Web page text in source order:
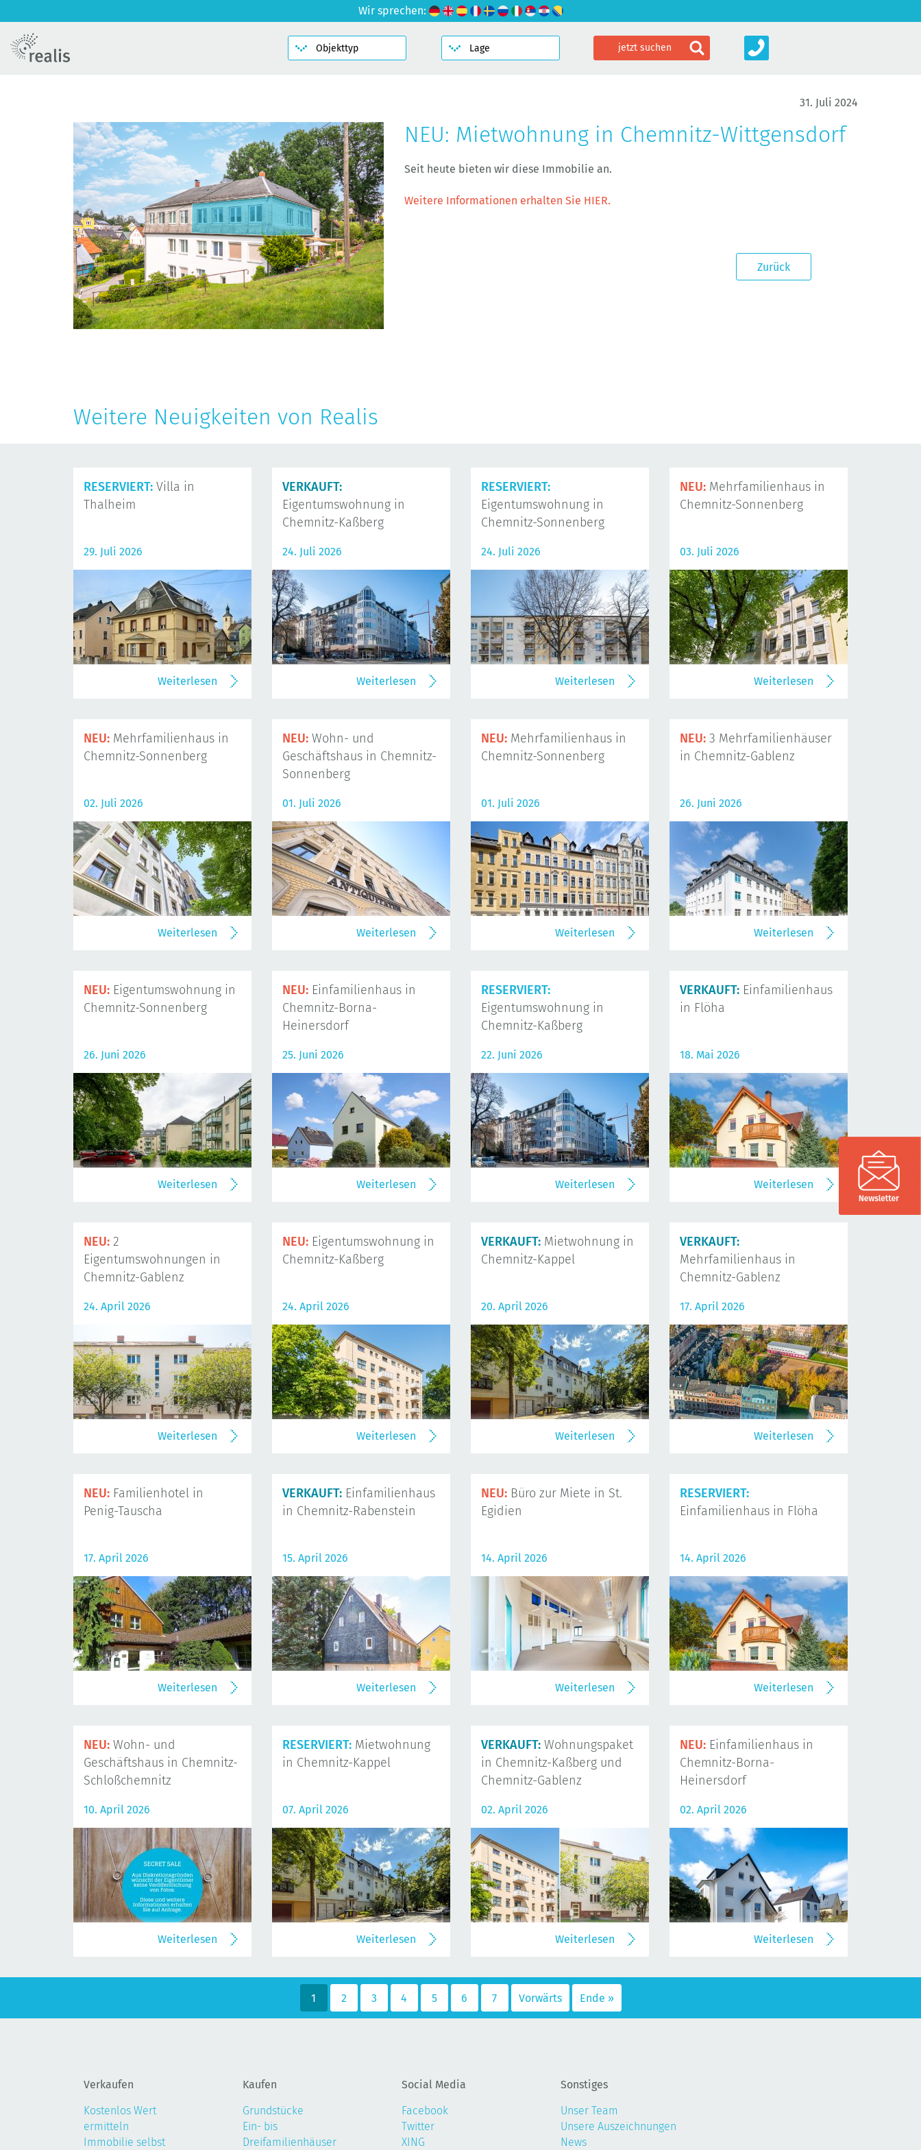
Wir sprechen:
31. Juli 2024
NEU: Mietwohnung in Chemnitz-Wittgensdorf
Seit heute bieten wir diese Immobilie an.
Weitere Informationen erhalten Sie HIER.
Zurück
Weitere Neuigkeiten von Realis
RESERVIERT: Villa in
Thalheim
29. Juli 2026
Weiterlesen
VERKAUFT:
Eigentumswohnung in
Chemnitz-Kaßberg
24. Juli 2026
Weiterlesen
RESERVIERT:
Eigentumswohnung in
Chemnitz-Sonnenberg
24. Juli 2026
Weiterlesen
NEU: Mehrfamilienhaus in
Chemnitz-Sonnenberg
03. Juli 2026
Weiterlesen
NEU: Mehrfamilienhaus in
Chemnitz-Sonnenberg
02. Juli 2026
Weiterlesen
NEU: Wohn- und
Geschäftshaus in Chemnitz-
Sonnenberg
01. Juli 2026
Weiterlesen
NEU: Mehrfamilienhaus in
Chemnitz-Sonnenberg
01. Juli 2026
Weiterlesen
NEU: 3 Mehrfamilienhäuser
in Chemnitz-Gablenz
26. Juni 2026
Weiterlesen
NEU: Eigentumswohnung in
Chemnitz-Sonnenberg
26. Juni 2026
Weiterlesen
NEU: Einfamilienhaus in
Chemnitz-Borna-
Heinersdorf
25. Juni 2026
Weiterlesen
RESERVIERT:
Eigentumswohnung in
Chemnitz-Kaßberg
22. Juni 2026
Weiterlesen
VERKAUFT: Einfamilienhaus
in Flöha
18. Mai 2026
Weiterlesen
NEU: 2
Eigentumswohnungen in
Chemnitz-Gablenz
24. April 2026
Weiterlesen
NEU: Eigentumswohnung in
Chemnitz-Kaßberg
24. April 2026
Weiterlesen
VERKAUFT: Mietwohnung in
Chemnitz-Kappel
20. April 2026
Weiterlesen
VERKAUFT:
Mehrfamilienhaus in
Chemnitz-Gablenz
17. April 2026
Weiterlesen
NEU: Familienhotel in
Penig-Tauscha
17. April 2026
Weiterlesen
VERKAUFT: Einfamilienhaus
in Chemnitz-Rabenstein
15. April 2026
Weiterlesen
NEU: Büro zur Miete in St.
Egidien
14. April 2026
Weiterlesen
RESERVIERT:
Einfamilienhaus in Flöha
14. April 2026
Weiterlesen
NEU: Wohn- und
Geschäftshaus in Chemnitz-
Schloßchemnitz
10. April 2026
Weiterlesen
RESERVIERT: Mietwohnung
in Chemnitz-Kappel
07. April 2026
Weiterlesen
VERKAUFT: Wohnungspaket
in Chemnitz-Kaßberg und
Chemnitz-Gablenz
02. April 2026
Weiterlesen
NEU: Einfamilienhaus in
Chemnitz-Borna-
Heinersdorf
02. April 2026
Weiterlesen
1 2 3 4 5 6 7 Vorwärts Ende »
Verkaufen
Kostenlos Wert
ermitteln
Immobilie selbst
Kaufen
Grundstücke
Ein- bis
Dreifamilienhäuser
Social Media
Facebook
Twitter
XING
Sonstiges
Unser Team
Unsere Auszeichnungen
News